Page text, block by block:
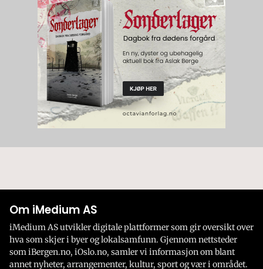
Om iMedium AS
iMedium AS utvikler digitale plattformer som gir oversikt over
hva som skjer i byer og lokalsamfunn. Gjennom nettsteder
som iBergen.no, iOslo.no, samler vi informasjon om blant
annet nyheter, arrangementer, kultur, sport og vær i området.